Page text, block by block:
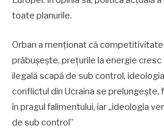
toate planurile.
Orban a menționat că
prăbușește, prețurile la energie
ilegală scapă de sub control,
conflictul din Ucraina se prelungește,
în pragul falimentului, iar „ideologia
de sub control”